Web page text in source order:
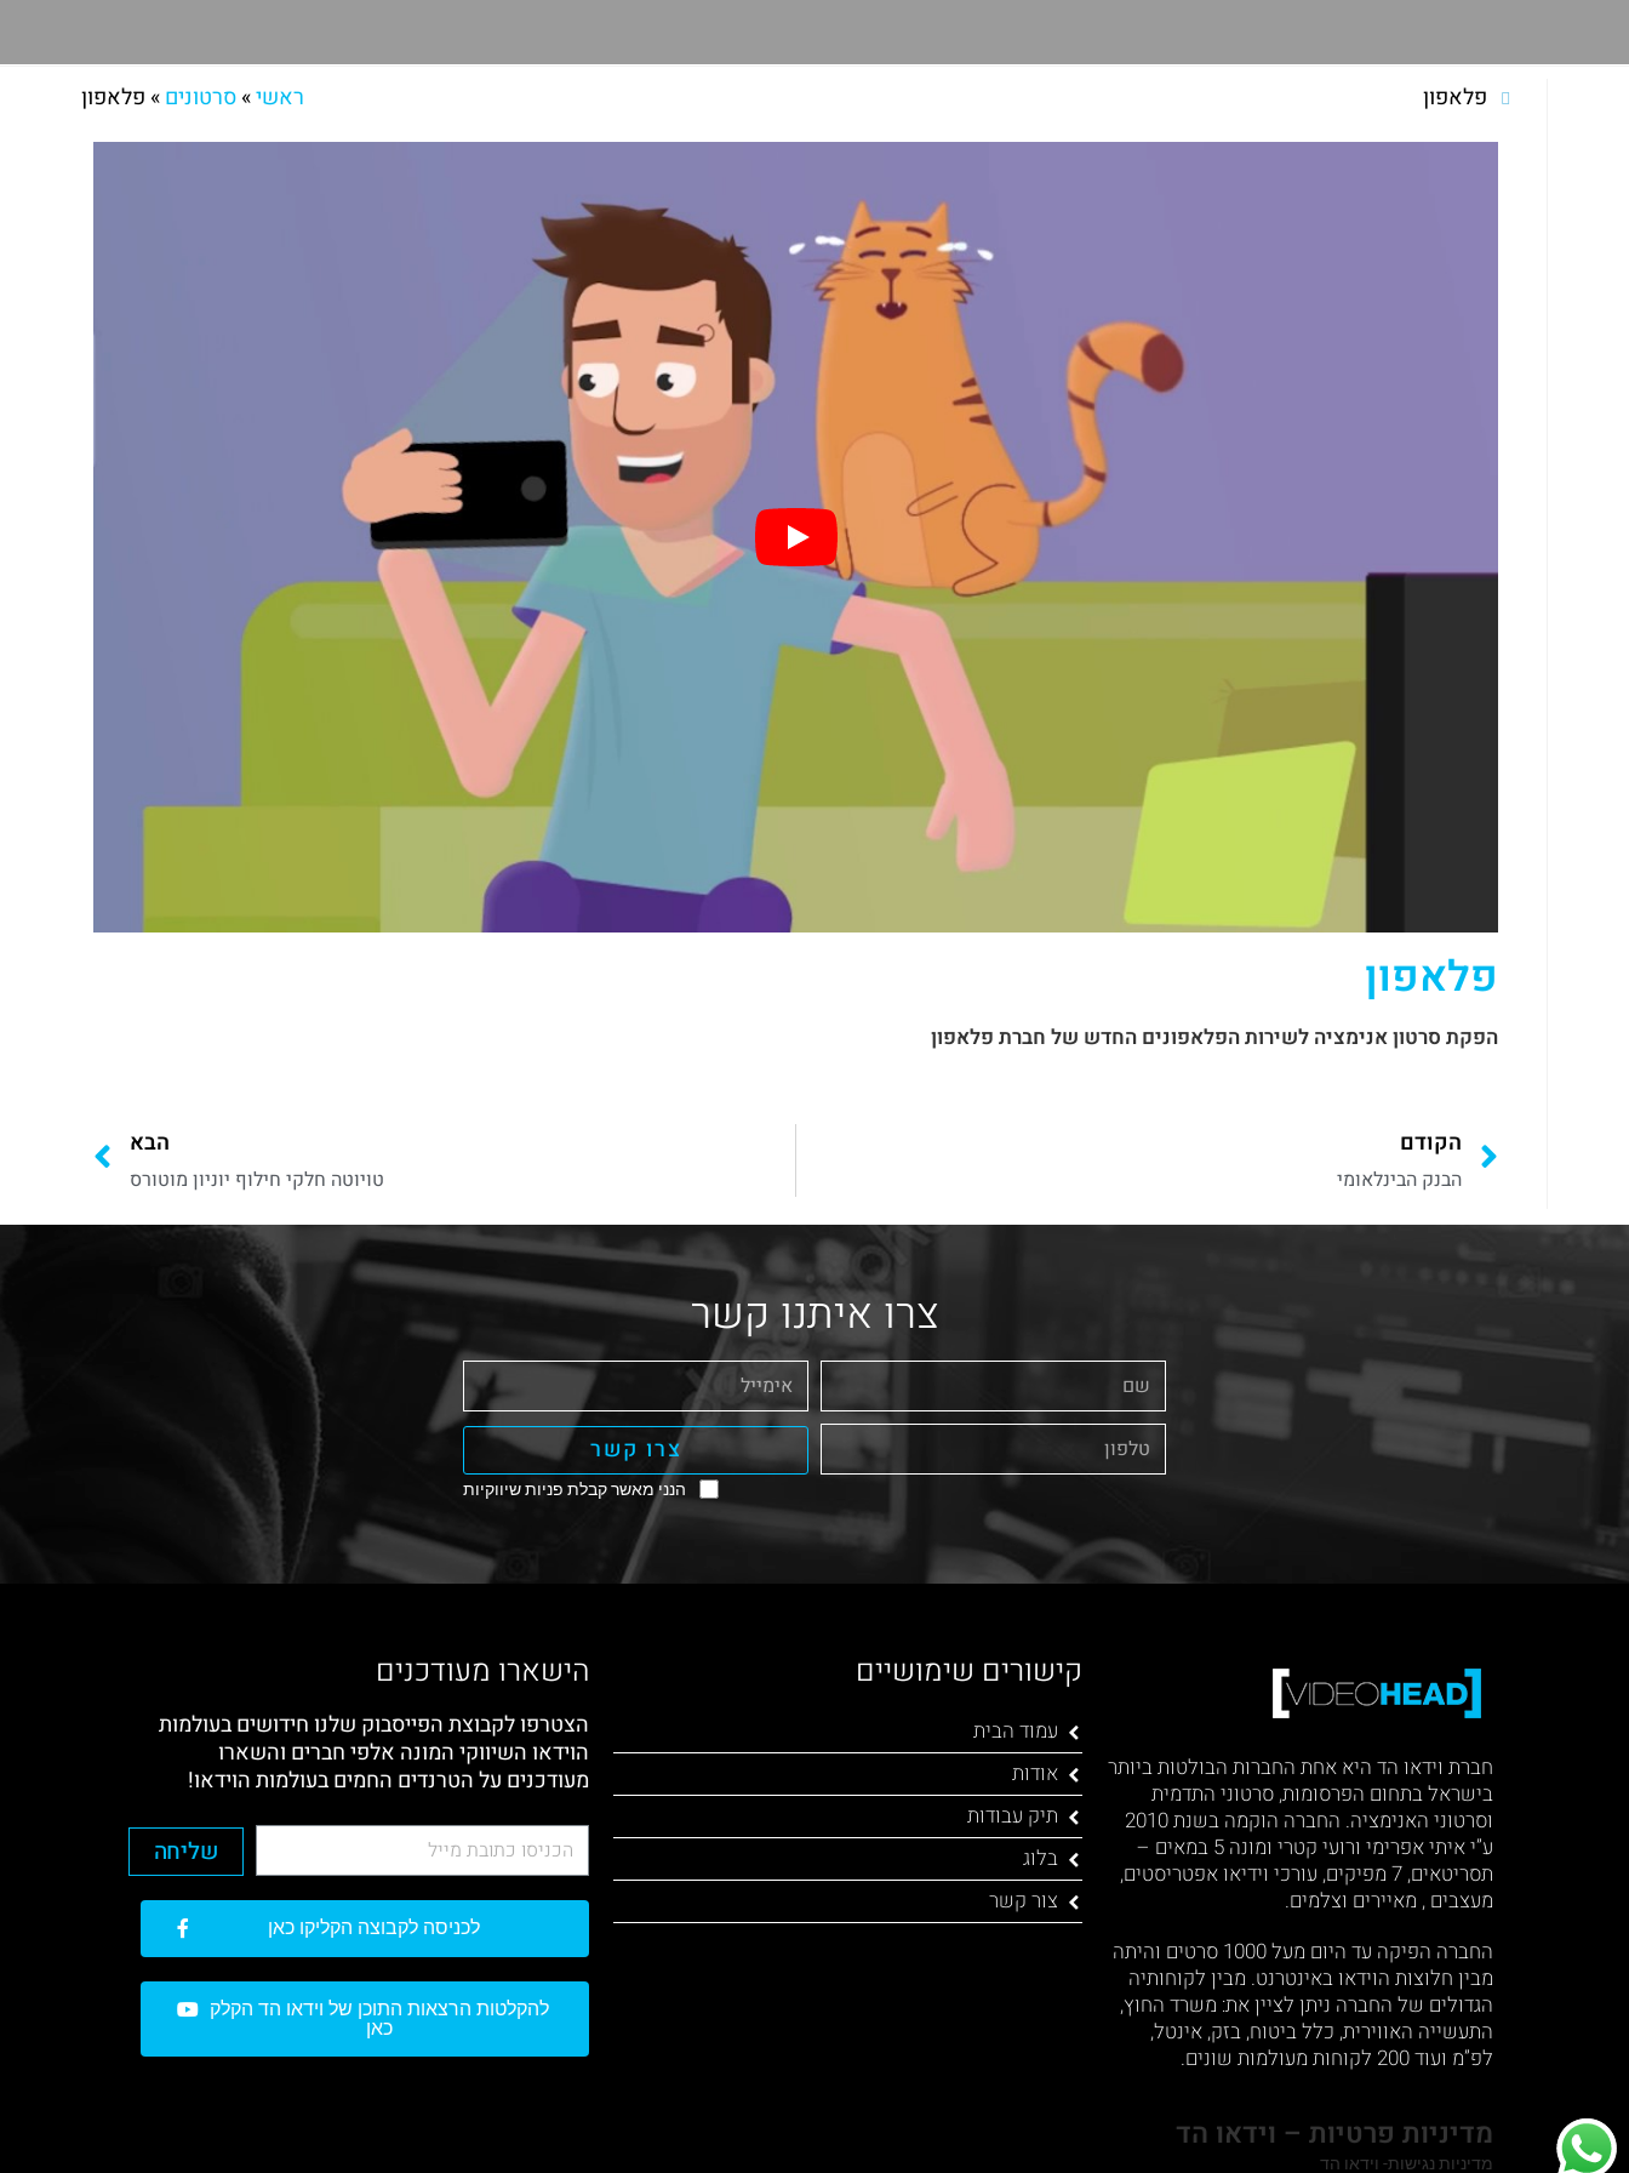
פלאפון ראשי»סרטונים» פלאפון
פלאפון
הפקת סרטון אנימציה לשירות הפלאפונים החדש של חברת פלאפון
הקודם
הבנק הבינלאומי
הבא
טויוטה חלקי חילוף יוניון מוטורס
צרו איתנו קשר
הנני מאשר קבלת פניות שיווקיות
צרו קשר
חברת וידאו הד היא אחת החברות הבולטות ביותר
בישראל בתחום הפרסומות, סרטוני התדמית
וסרטוני האנימציה. החברה הוקמה בשנת 2010
ע”י איתי אפרימי ורועי קטרי ומונה 5 במאים –
תסריטאים, 7 מפיקים, עורכי וידיאו אפטריסטים,
מעצבים , מאיירים וצלמים.
החברה הפיקה עד היום מעל 1000 סרטים והיתה
מבין חלוצות הוידאו באינטרנט. מבין לקוחותיה
הגדולים של החברה ניתן לציין את: משרד החוץ,
התעשייה האווירית, כלל ביטוח, בזק, אינטל,
לפ”מ ועוד 200 לקוחות מעולמות שונים.
מדיניות פרטיות – וידאו הד
מדיניות נגישות- וידאו הד
קישורים שימושיים
עמוד הבית
אודות
תיק עבודות
בלוג
צור קשר
הישארו מעודכנים
הצטרפו לקבוצת הפייסבוק שלנו חידושים בעולמות
הוידאו השיווקי המונה אלפי חברים והשארו
מעודכנים על הטרנדים החמים בעולמות הוידאו!
שליחה
לכניסה לקבוצה הקליקו כאן
להקלטות הרצאות התוכן של וידאו הד הקלק
כאן